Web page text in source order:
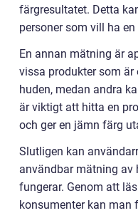
färgresultatet. Detta
personer som vill ha
En annan mätning är
vissa produkter som
huden, medan andra
är viktigt att hitta en
och ger en jämn färg
Slutligen kan
användbar mätning av
fungerar. Genom att
konsumenter kan